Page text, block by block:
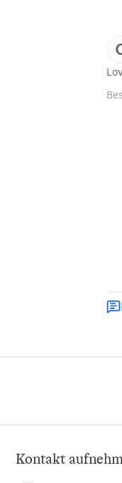
Kontakt